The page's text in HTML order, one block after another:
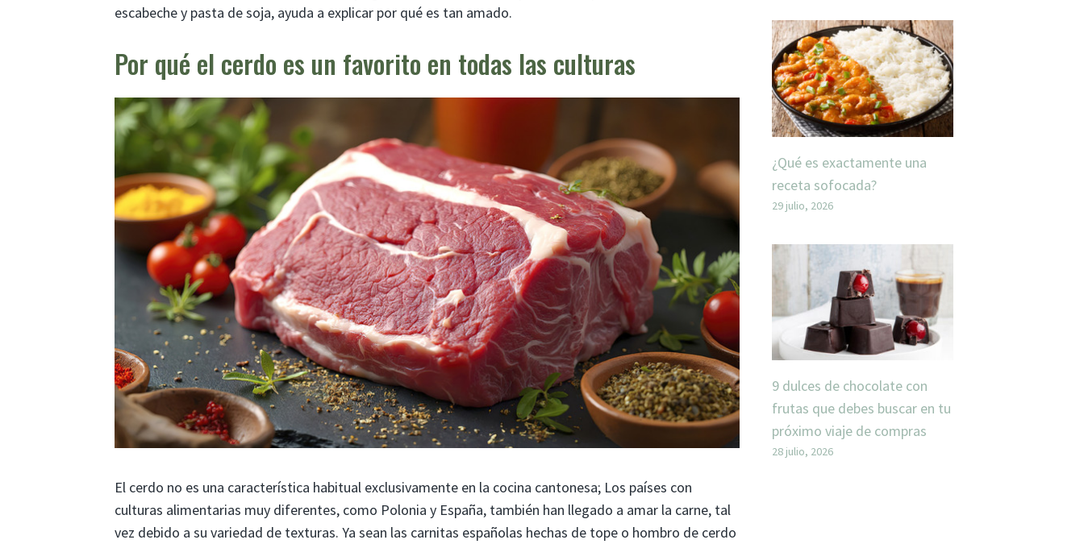
escabeche y pasta de soja, ayuda a explicar por qué es tan amado.
Por qué el cerdo es un favorito en todas las culturas
El cerdo no es una característica habitual exclusivamente en la cocina cantonesa; Los países con
culturas alimentarias muy diferentes, como Polonia y España, también han llegado a amar la carne, tal
vez debido a su variedad de texturas. Ya sean las carnitas españolas hechas de tope o hombro de cerdo
¿Qué es exactamente una
receta sofocada?
29 julio, 2026
9 dulces de chocolate con
frutas que debes buscar en tu
próximo viaje de compras
28 julio, 2026